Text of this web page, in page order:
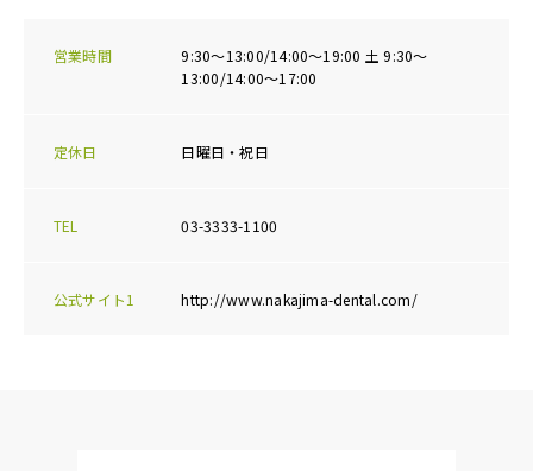
営業時間
9:30～13:00/14:00～19:00 土 9:30～
13:00/14:00～17:00
定休日 日曜日・祝日
TEL 03-3333-1100
公式サイト1 http://www.nakajima-dental.com/